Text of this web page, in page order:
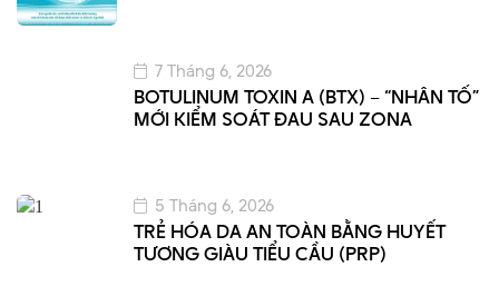
BOTULINUM TOXIN A (BTX) – “NHÂN TỐ”
MỚI KIỂM SOÁT ĐAU SAU ZONA
7 Tháng 6, 2026
TRẺ HÓA DA AN TOÀN BẰNG HUYẾT
TƯƠNG GIÀU TIỂU CẦU (PRP)
5 Tháng 6, 2026